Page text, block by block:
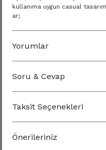
kullanıma uygun casual
ar;
Yorumlar
Soru & Cevap
Taksit Seçenekleri
Önerileriniz